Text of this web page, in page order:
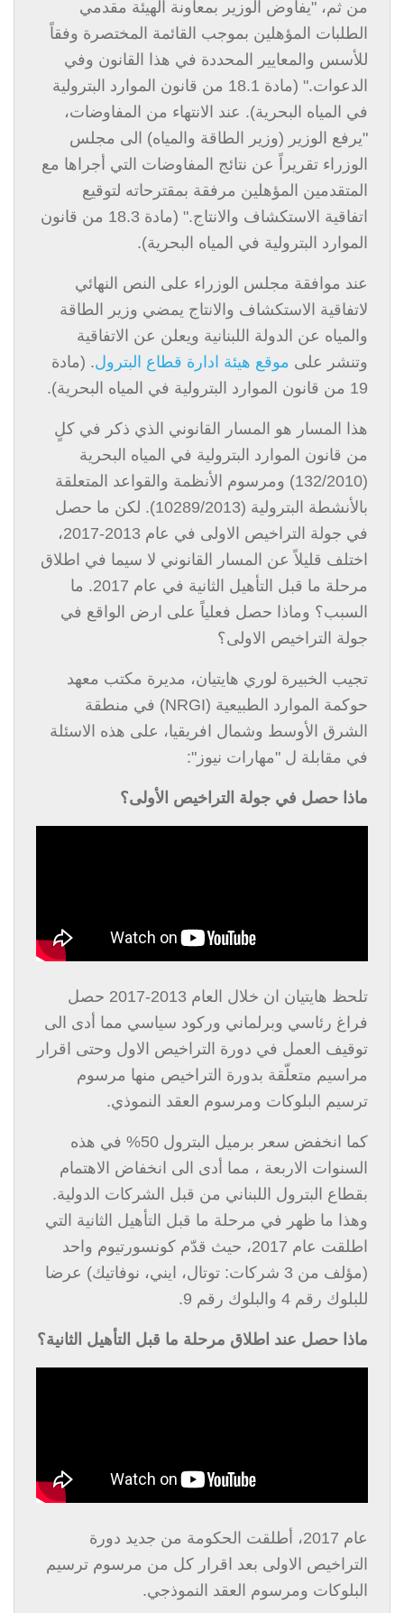
من ثم، "يفاوض الوزير بمعاونة الهيئة مقدمي
الطلبات المؤهلين بموجب القائمة المختصرة وفقاً
للأسس والمعايير المحددة في هذا القانون وفي
الدعوات." (مادة 18.1 من قانون الموارد البترولية
في المياه البحرية). عند الانتهاء من المفاوضات،
"يرفع الوزير (وزير الطاقة والمياه) الى مجلس
الوزراء تقريراً عن نتائج المفاوضات التي أجراها مع
المتقدمين المؤهلين مرفقة بمقترحاته لتوقيع
اتفاقية الاستكشاف والانتاج." (مادة 18.3 من قانون
الموارد البترولية في المياه البحرية).
عند موافقة مجلس الوزراء على النص النهائي
لاتفاقية الاستكشاف والانتاج يمضي وزير الطاقة
والمياه عن الدولة اللبنانية ويعلن عن الاتفاقية
وتنشر على موقع هيئة ادارة قطاع البترول. (مادة
19 من قانون الموارد البترولية في المياه البحرية).
هذا المسار هو المسار القانوني الذي ذكر في كلٍ
من قانون الموارد البترولية في المياه البحرية
(132/2010) ومرسوم الأنظمة والقواعد المتعلقة
بالأنشطة البترولية (10289/2013). لكن ما حصل
في جولة التراخيص الاولى في عام 2013-2017،
اختلف قليلاً عن المسار القانوني لا سيما في اطلاق
مرحلة ما قبل التأهيل الثانية في عام 2017. ما
السبب؟ وماذا حصل فعلياً على ارض الواقع في
جولة التراخيص الاولى؟
تجيب الخبيرة لوري هايتيان، مديرة مكتب معهد
حوكمة الموارد الطبيعية (NRGI) في منطقة
الشرق الأوسط وشمال افريقيا، على هذه الاسئلة
في مقابلة ل "مهارات نيوز":
ماذا حصل في جولة التراخيص الأولى؟
تلحظ هايتيان ان خلال العام 2013-2017 حصل
فراغ رئاسي وبرلماني وركود سياسي مما أدى الى
توقيف العمل في دورة التراخيص الاول وحتى اقرار
مراسيم متعلّقة بدورة التراخيص منها مرسوم
ترسيم البلوكات ومرسوم العقد النموذي.
كما انخفض سعر برميل البترول 50% في هذه
السنوات الاربعة ، مما أدى الى انخفاض الاهتمام
بقطاع البترول اللبناني من قبل الشركات الدولية.
وهذا ما ظهر في مرحلة ما قبل التأهيل الثانية التي
اطلقت عام 2017، حيث قدّم كونسورتيوم واحد
(مؤلف من 3 شركات: توتال، ايني، نوفاتيك) عرضا
للبلوك رقم 4 والبلوك رقم 9.
ماذا حصل عند اطلاق مرحلة ما قبل التأهيل الثانية؟
عام 2017، أطلقت الحكومة من جديد دورة
التراخيص الاولى بعد اقرار كل من مرسوم ترسيم
البلوكات ومرسوم العقد النموذجي.